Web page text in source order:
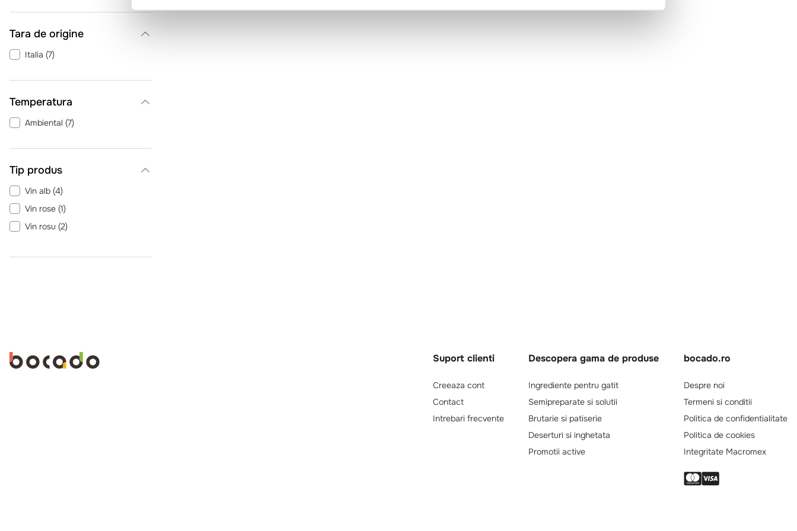
Tara de origine
Italia (7)
Temperatura
Ambiental (7)
Tip produs
Vin alb (4)
Vin rose (1)
Vin rosu (2)
Suport clienti
Creeaza cont
Contact
Intrebari frecvente
Descopera gama de produse
Ingrediente pentru gatit
Semipreparate si solutii
Brutarie si patiserie
Deserturi si inghetata
Promotii active
bocado.ro
Despre noi
Termeni si conditii
Politica de confidentialitate
Politica de cookies
Integritate Macromex